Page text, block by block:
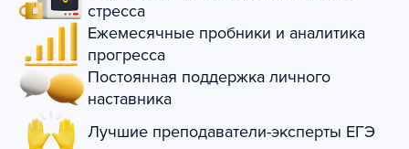
стресса
Ежемесячные пробники и аналитика
прогресса
Постоянная поддержка личного
наставника
Лучшие преподаватели-эксперты ЕГЭ